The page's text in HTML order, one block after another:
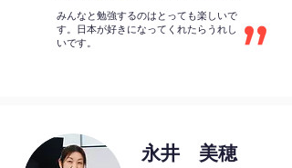
みんなと勉強するのはとっても楽しいで
す。日本が好きになってくれたらうれし
いです。
永井 美穂